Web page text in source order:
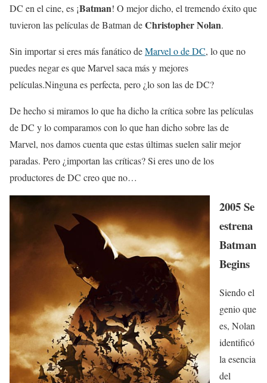
DC en el cine, es ¡Batman! O mejor dicho, el tremendo éxito que
tuvieron las películas de Batman deChristopher Nolan.
Sin importar si eres más fanático deMarvel o de DC, lo que no
puedes negar es que Marvel saca más y mejores
películas.Ninguna es perfecta, pero ¿lo son las de DC?
De hecho si miramos lo que ha dicho la crítica sobre las películas
de DC y lo comparamos con lo que han dicho sobre las de
Marvel, nos damos cuenta que estas últimas suelen salir mejor
paradas. Pero ¿importan las críticas? Si eres uno de los
productores de DC creo que no…
2005 Se
estrena
Batman
Begins
Siendo el
genio que
es, Nolan
identificó
la esencia
del